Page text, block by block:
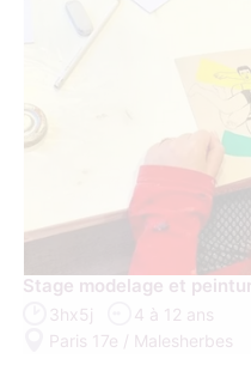
Stage modelage et
3hx5j
4 à 12 ans
Paris 17e / Malesherbes